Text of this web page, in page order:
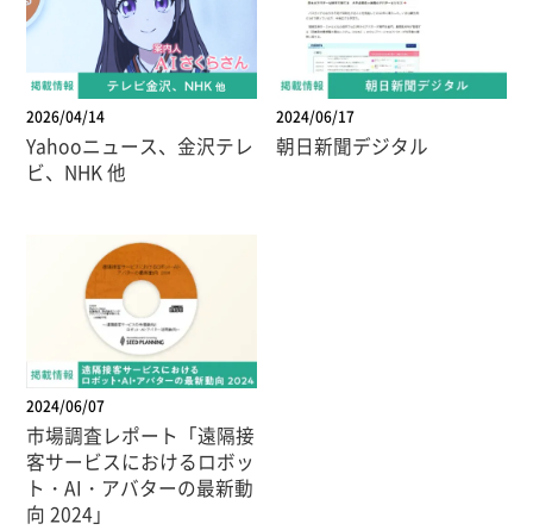
2026/04/14
Yahooニュース、金沢テレ
ビ、NHK 他
2024/06/17
朝日新聞デジタル
2024/06/07
市場調査レポート「遠隔接
客サービスにおけるロボッ
ト・AI・アバターの最新動
向 2024」